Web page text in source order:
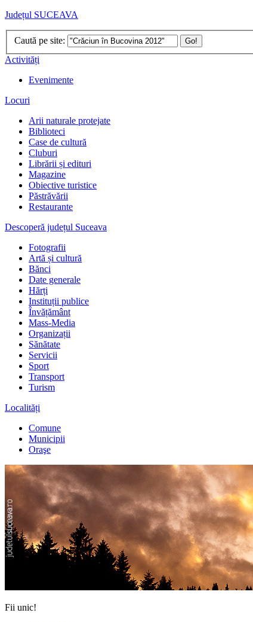
Județul SUCEAVA
Caută pe site: Go!
Activități
Evenimente
Locuri
Arii naturale protejate
Biblioteci
Case de cultură
Cluburi
Librării și edituri
Magazine
Obiective turistice
Păstrăvării
Restaurante
Descoperă județul Suceava
Fotografii
Artă și cultură
Bănci
Date generale
Hărți
Instituții publice
Învățământ
Mass-Media
Organizații
Sănătate
Servicii
Sport
Transport
Turism
Localități
Comune
Municipii
Oraşe
Fii unic!